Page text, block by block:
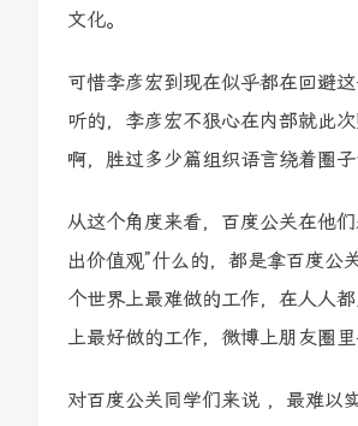
文化。
可惜李彦宏到现在似乎都在回避
听的，李彦宏不狠心在内部就此
啊，胜过多少篇组织语言绕着圈
从这个角度来看，百度公关在他
出价值观”什么的，都是拿百度
个世界上最难做的工作，在人人
上最好做的工作，微博上朋友圈
对百度公关同学们来说 ，最难以